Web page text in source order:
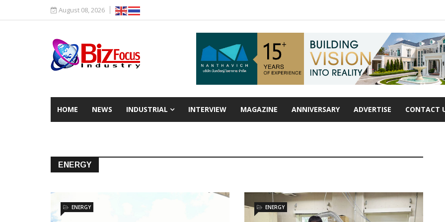
August 08, 2026
HOME NEWS INDUSTRIAL INTERVIEW MAGAZINE ANNIVERSARY ADVERTISE CONTACT
ENERGY
ENERGY ENERGY